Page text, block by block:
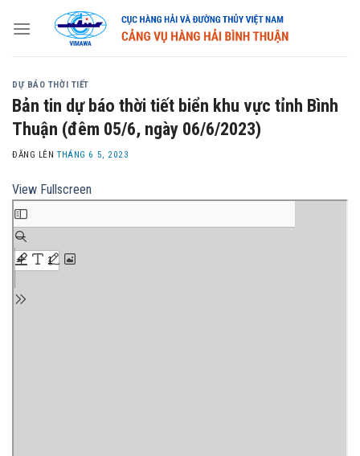
DỰ BÁO THỜI TIẾT
Bản tin dự báo thời tiết biển khu vực tỉnh Bình
Thuận (đêm 05/6, ngày 06/6/2023)
ĐĂNG LÊNTHÁNG 6 5, 2023
View Fullscreen